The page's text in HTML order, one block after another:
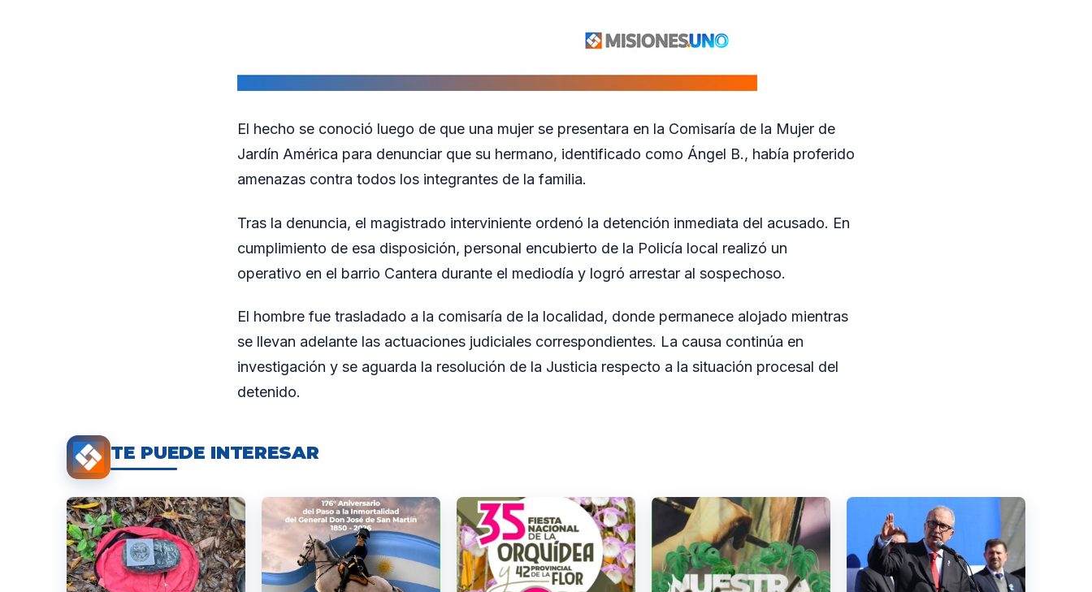
El hecho se conoció luego de que una mujer se presentara en la Comisaría de la Mujer de
Jardín América para denunciar que su hermano, identificado como Ángel B., había proferido
amenazas contra todos los integrantes de la familia.
Tras la denuncia, el magistrado interviniente ordenó la detención inmediata del acusado. En
cumplimiento de esa disposición, personal encubierto de la Policía local realizó un
operativo en el barrio Cantera durante el mediodía y logró arrestar al sospechoso.
El hombre fue trasladado a la comisaría de la localidad, donde permanece alojado mientras
se llevan adelante las actuaciones judiciales correspondientes. La causa continúa en
investigación y se aguarda la resolución de la Justicia respecto a la situación procesal del
detenido.
TE PUEDE INTERESAR